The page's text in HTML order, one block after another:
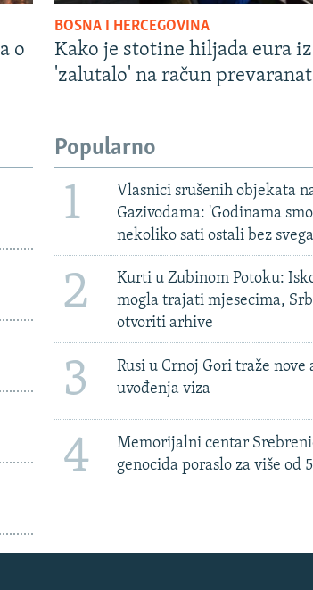
o
BOSNA I HERCEGOVINA
Kako je stotine hiljada eura
'zalutalo' na račun
Popularno
1
Vlasnici srušenih objekata
Gazivodama: 'Godinama
nekoliko sati ostali bez
2
Kurti u Zubinom Potoku:
mogla trajati mjesecima,
otvoriti arhive
3
Rusi u Crnoj Gori traže nove
uvođenja viza
4
Memorijalni centar
genocida poraslo za više od